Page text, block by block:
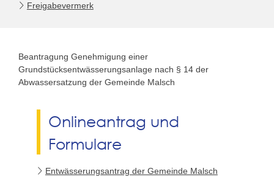
Freigabevermerk
Beantragung Genehmigung einer
Grundstücksentwässerungsanlage nach § 14 der
Abwassersatzung der Gemeinde Malsch
Onlineantrag und
Formulare
Entwässerungsantrag der Gemeinde Malsch